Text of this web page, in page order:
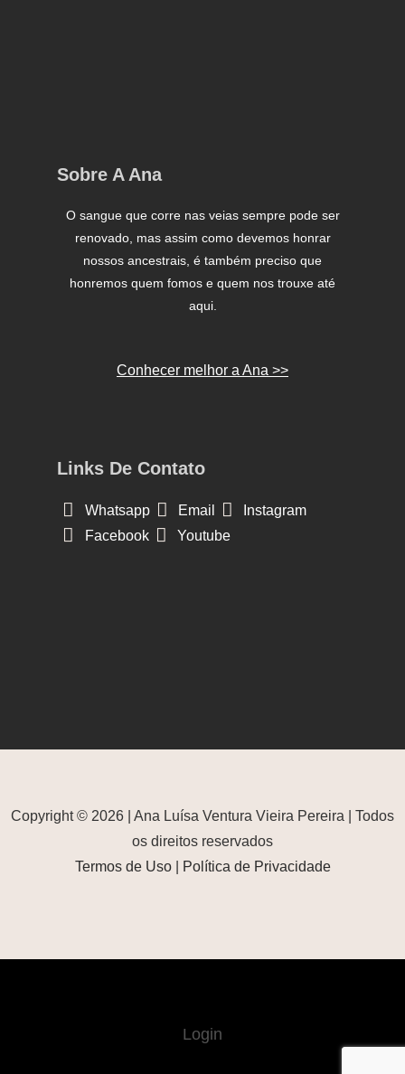
Sobre A Ana
O sangue que corre nas veias sempre pode ser
renovado, mas assim como devemos honrar
nossos ancestrais, é também preciso que
honremos quem fomos e quem nos trouxe até
aqui.
Conhecer melhor a Ana >>
Links De Contato
Whatsapp Email
Instagram
Facebook
Youtube
Copyright © 2026 | Ana Luísa Ventura Vieira Pereira | Todos
os direitos reservados
Termos de Uso| Política de Privacidade
Login